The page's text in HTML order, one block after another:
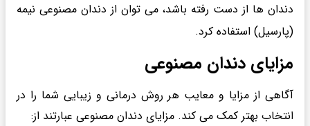
دندان ها از دست رفته باشد، می توان از دندان مصنوعی نیمه
(پارسیل) استفاده کرد.
مزایای دندان مصنوعی
آگاهی از مزایا و معایب هر روش درمانی و زیبایی شما را در
انتخاب بهتر کمک می کند. مزایای دندان مصنوعی عبارتند از: